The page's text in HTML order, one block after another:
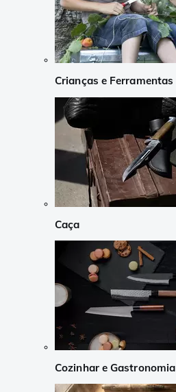
Crianças e Ferramentas
Caça
Cozinhar e Gastronomia